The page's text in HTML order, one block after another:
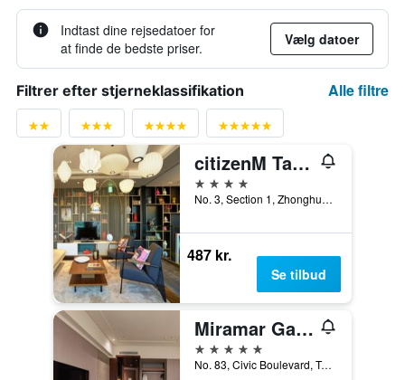
Indtast dine rejsedatoer for
at finde de bedste priser.
Vælg datoer
Filtrer efter stjerneklassifikation Alle filtre
citizenM Taipei North Gate
4 stjerner
No. 3, Section 1, Zhonghua Road, Taipei, Taiwan
487 kr.
Se tilbud
Miramar Garden Taipei
5 stjerner
No. 83, Civic Boulevard, Taipei, Taiwan